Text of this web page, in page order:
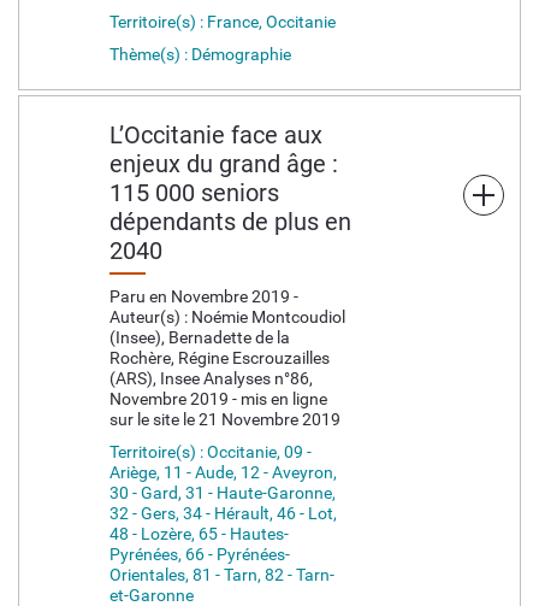
Territoire(s) : France, Occitanie
Thème(s) : Démographie
L’Occitanie face aux
enjeux du grand âge :
115 000 seniors
dépendants de plus en
2040
Paru en Novembre 2019 -
Auteur(s) : Noémie Montcoudiol
(Insee), Bernadette de la
Rochère, Régine Escrouzailles
(ARS), Insee Analyses n°86,
Novembre 2019 - mis en ligne
sur le site le 21 Novembre 2019
Territoire(s) : Occitanie, 09 -
Ariège, 11 - Aude, 12 - Aveyron,
30 - Gard, 31 - Haute-Garonne,
32 - Gers, 34 - Hérault, 46 - Lot,
48 - Lozère, 65 - Hautes-
Pyrénées, 66 - Pyrénées-
Orientales, 81 - Tarn, 82 - Tarn-
et-Garonne